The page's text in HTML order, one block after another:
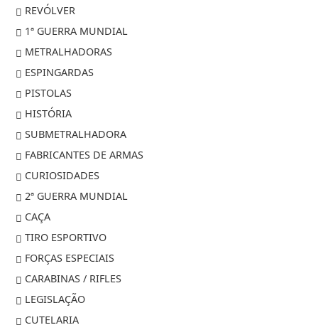
REVÓLVER
1ª GUERRA MUNDIAL
METRALHADORAS
ESPINGARDAS
PISTOLAS
HISTÓRIA
SUBMETRALHADORA
FABRICANTES DE ARMAS
CURIOSIDADES
2ª GUERRA MUNDIAL
CAÇA
TIRO ESPORTIVO
FORÇAS ESPECIAIS
CARABINAS / RIFLES
LEGISLAÇÃO
CUTELARIA